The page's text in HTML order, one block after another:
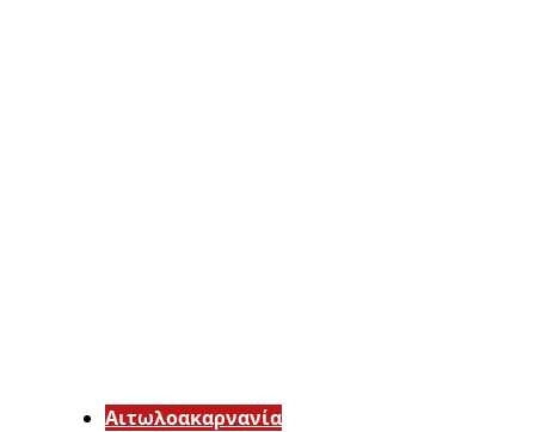
Αιτωλοακαρνανία